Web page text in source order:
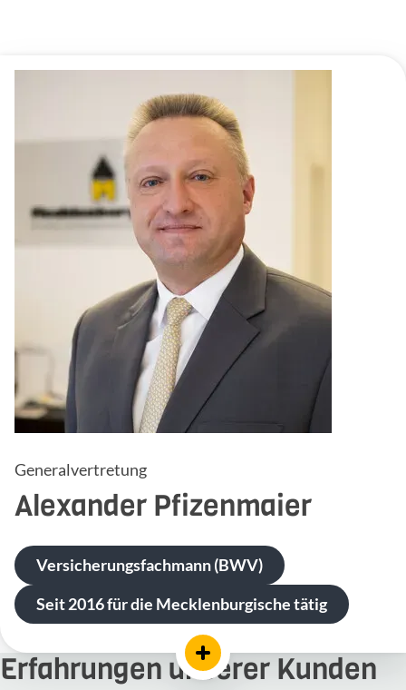
Generalvertretung
Alexander Pfizenmaier
Versicherungsfachmann (BWV)
Seit 2016 für die Mecklenburgische tätig
Erfahrungen unserer Kunden